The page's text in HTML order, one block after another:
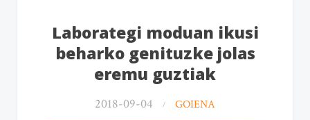
Laborategi moduan ikusi
beharko genituzke jolas
eremu guztiak
2018-09-04 GOIENA